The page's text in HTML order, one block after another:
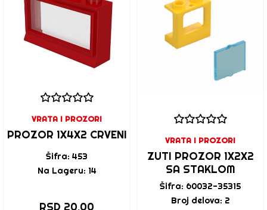
VRATA I PROZORI
PROZOR 1X4X2 CRVENI
Šifra: 453
Na Lageru: 14
RSD 20,00
VRATA I PROZORI
ZUTI PROZOR 1X2X2
SA STAKLOM
Šifra: 60032-35315
Broj delova: 2